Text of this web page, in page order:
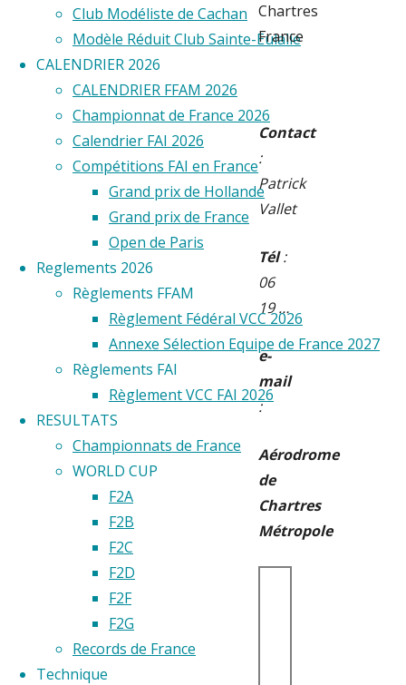
Club Modéliste de Cachan
Modèle Réduit Club Sainte-Eulalie
CALENDRIER 2026
CALENDRIER FFAM 2026
Championnat de France 2026
Calendrier FAI 2026
Compétitions FAI en France
Grand prix de Hollande
Grand prix de France
Open de Paris
Reglements 2026
Règlements FFAM
Règlement Fédéral VCC 2026
Annexe Sélection Equipe de France 2027
Règlements FAI
Règlement VCC FAI 2026
RESULTATS
Championnats de France
WORLD CUP
F2A
F2B
F2C
F2D
F2F
F2G
Records de France
Technique
Chartres
France
Contact
:
Patrick
Vallet
Tél:
06
19 …
e-
mail
:
Aérodrome
de
Chartres
Métropole